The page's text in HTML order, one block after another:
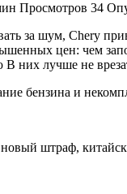
Просмотров 34
за шум, Chery
цен: чем
В них лучше не
штраф,